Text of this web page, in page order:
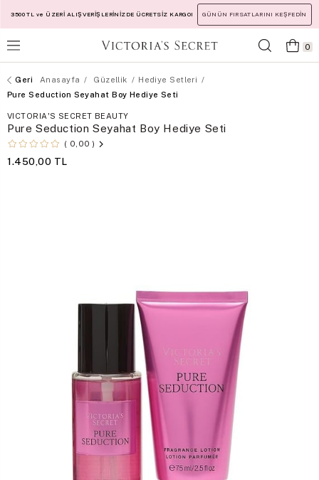
3500 TL ve ÜZERİ ALIŞVERİŞLERİNİZDE ÜCRETSİZ KARGO! GÜNÜN FIRSATLARINI KEŞFEDİN
0
Anasayfa Güzellik
Hediye Setleri
Pure Seduction Seyahat Boy Hediye Seti
VICTORIA'S SECRET BEAUTY
Pure Seduction Seyahat Boy Hediye Seti
0,00
1.450,00 TL